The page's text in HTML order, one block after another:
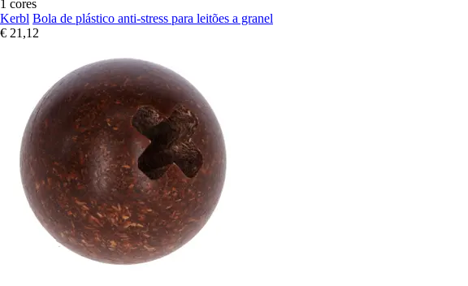
1 cores
Kerbl Bola de plástico anti-stress para leitões a granel
€ 21,12